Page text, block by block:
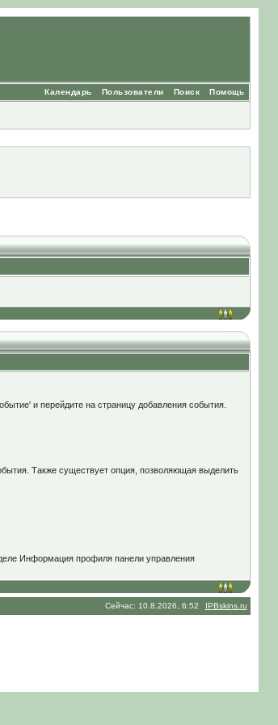
Помощь
Поиск
Пользователи
Календарь
и перейдите на страницу добавления события.
Также существует опция, позволяющая выделить
Информация профиля панели управления
Сейчас: 10.8.2026, 6:52 IPBskins.ru